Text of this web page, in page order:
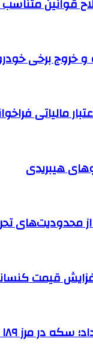
برخی
مالیاتی
هیبریدی
محدودیت‌های
قیمت
۱۸۹ میلیون تومان